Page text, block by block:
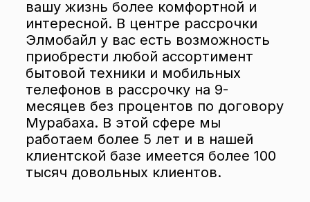
вашу жизнь более комфортной и
интересной. В центре рассрочки
Элмобайл у вас есть возможность
приобрести любой ассортимент
бытовой техники и мобильных
телефонов в рассрочку на 9-
месяцев без процентов по договору
Мурабаха. В этой сфере мы
работаем более 5 лет и в нашей
клиентской базе имеется более 100
тысяч довольных клиентов.